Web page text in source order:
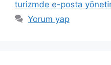
turizmde e-posta
Yorum yap